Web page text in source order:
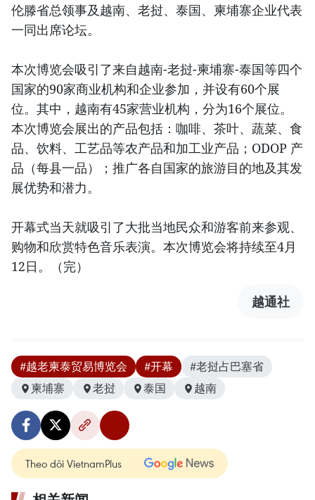
伦滕省总领事及越南、老挝、泰国、柬埔寨企业代表
一同出席论坛。
本次博览会吸引了来自越南-老挝-柬埔寨-泰国等四个
国家的90家商业机构和企业参加，并设有60个展
位。其中，越南有45家营业机构，分为16个展位。
本次博览会展出的产品包括：咖啡、茶叶、蔬菜、食
品、饮料、工艺品等农产品和加工业产品；ODOP 产
品（每县一品）；推广各自国家的旅游目的地及其发
展优势和潜力。
开幕式当天就吸引了大批当地民众和游客前来参观、
购物和欣赏特色音乐表演。本次博览会将持续至4月
12日。（完）
越通社
#越老柬泰贸易博览会 #开幕
#老挝占巴塞省
柬埔寨
老挝 泰国 越南
Theo dõi VietnamPlus